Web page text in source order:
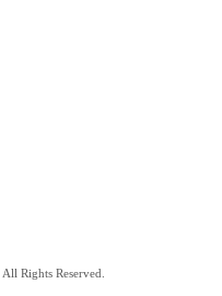
All Rights Reserved.